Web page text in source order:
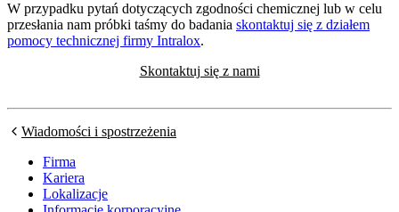
W przypadku pytań dotyczących zgodności chemicznej lub w celu
przesłania nam próbki taśmy do badania skontaktuj się z działem
pomocy technicznej firmy Intralox.
Skontaktuj się z nami
Wiadomości i spostrzeżenia
Firma
Kariera
Lokalizacje